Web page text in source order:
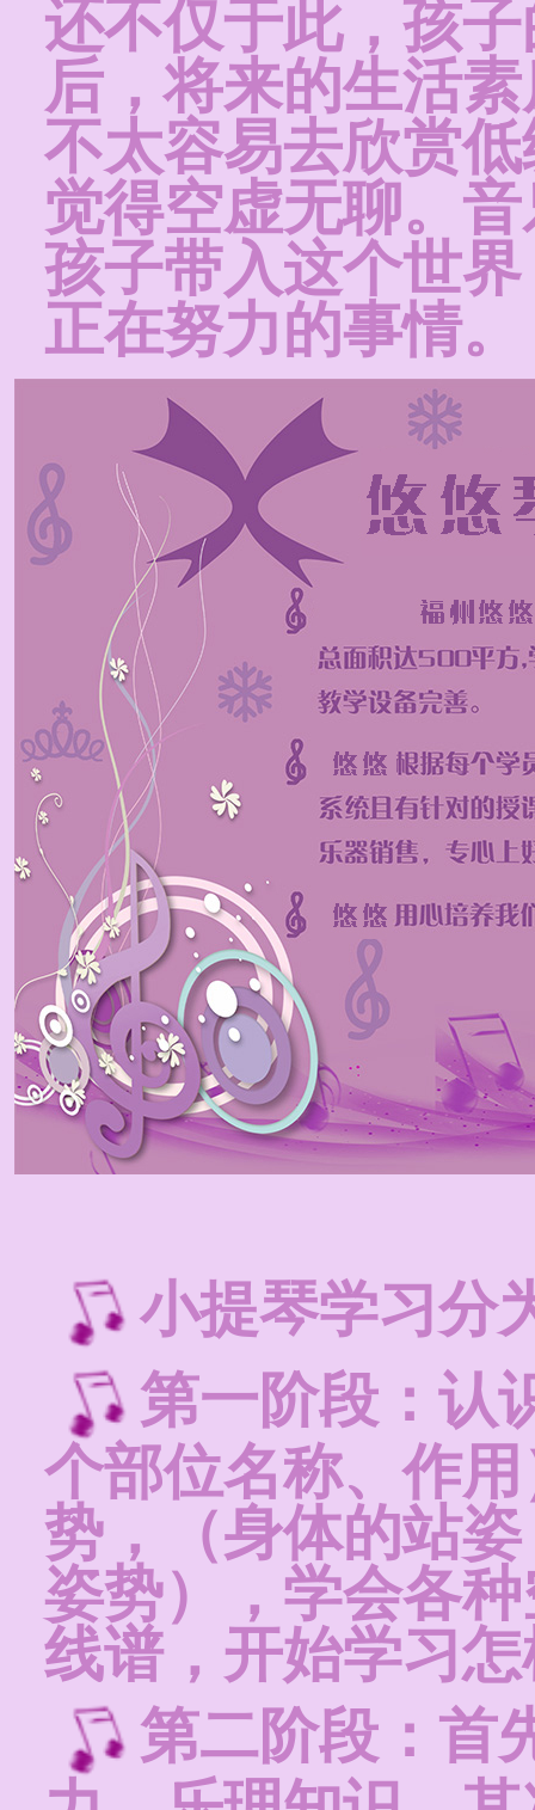
还不仅于此，孩
后，将来的生活
不太容易去欣赏
觉得空虚无聊。
孩子带入这个世
正在努力的事情。
小提琴学习分
第一阶段：认
个部位名称、作
势，（身体的站
姿势），学会各
线谱，开始学习
第二阶段：首